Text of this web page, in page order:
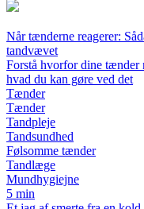
Når tænderne reagerer:
tandvævet
Forstå hvorfor dine tænder
hvad du kan gøre ved det
Tænder
Tænder
Tandpleje
Tandsundhed
Følsomme tænder
Tandlæge
Mundhygiejne
5 min